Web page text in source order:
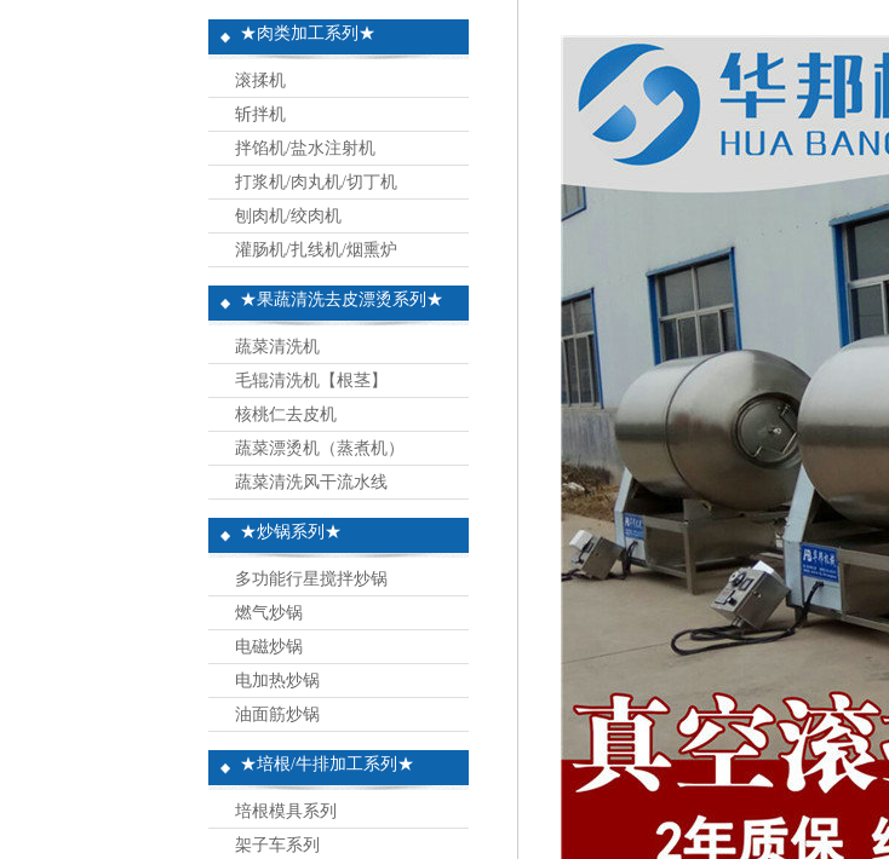
★肉类加工系列★
滚揉机
斩拌机
拌馅机/盐水注射机
打浆机/肉丸机/切丁机
刨肉机/绞肉机
灌肠机/扎线机/烟熏炉
★果蔬清洗去皮漂烫系列★
蔬菜清洗机
毛辊清洗机【根茎】
核桃仁去皮机
蔬菜漂烫机（蒸煮机）
蔬菜清洗风干流水线
★炒锅系列★
多功能行星搅拌炒锅
燃气炒锅
电磁炒锅
电加热炒锅
油面筋炒锅
★培根/牛排加工系列★
培根模具系列
架子车系列